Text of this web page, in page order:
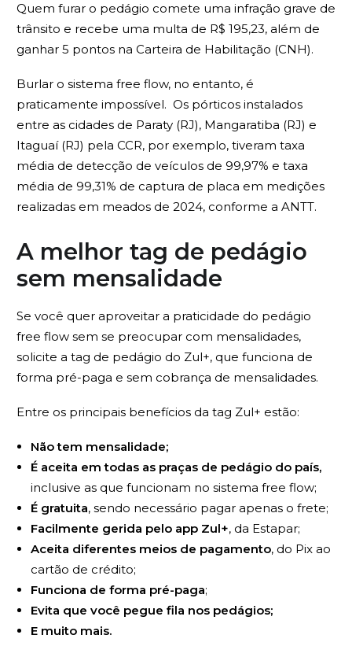
Quem furar o pedágio comete uma infração grave de
trânsito e recebe uma multa de R$ 195,23, além de
ganhar 5 pontos na Carteira de Habilitação (CNH).
Burlar o sistema free flow, no entanto, é
praticamente impossível. Os pórticos instalados
entre as cidades de Paraty (RJ), Mangaratiba (RJ) e
Itaguaí (RJ) pela CCR, por exemplo, tiveram taxa
média de detecção de veículos de 99,97% e taxa
média de 99,31% de captura de placa em medições
realizadas em meados de 2024, conforme a ANTT.
A melhor tag de pedágio
sem mensalidade
Se você quer aproveitar a praticidade do pedágio
free flow sem se preocupar com mensalidades,
solicite a tag de pedágio do Zul+, que funciona de
forma pré-paga e sem cobrança de mensalidades.
Entre os principais benefícios da tag Zul+ estão:
Não tem mensalidade;
É aceita em todas as praças de pedágio do país,
inclusive as que funcionam no sistema free flow;
É gratuita, sendo necessário pagar apenas o frete;
Facilmente gerida pelo app Zul+, da Estapar;
Aceita diferentes meios de pagamento, do Pix ao
cartão de crédito;
Funciona de forma pré-paga;
Evita que você pegue fila nos pedágios;
E muito mais.